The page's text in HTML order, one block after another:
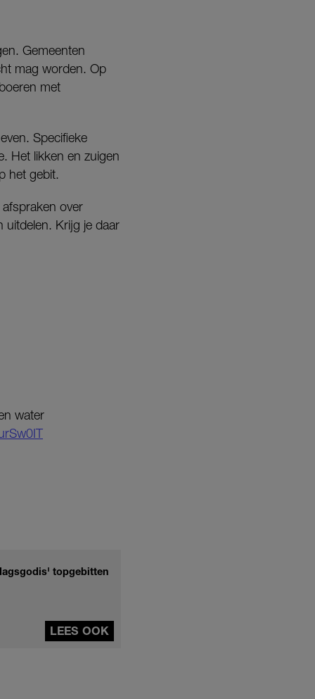
Gemeenten
mag worden. Op
met
Specifieke
Het likken en zuigen
het gebit.
over
uitdelen. Krijg je daar
water
topgebitten
LEES OOK